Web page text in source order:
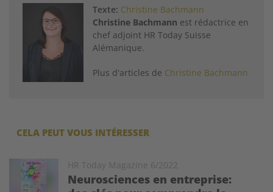
Texte: Christine Bachmann
Christine Bachmann est rédactrice en
chef adjoint HR Today Suisse
Alémanique.
Plus d'articles de Christine Bachmann
CELA PEUT VOUS INTÉRESSER
HR Today Magazine 6/2022
Neurosciences en entreprise:
Image